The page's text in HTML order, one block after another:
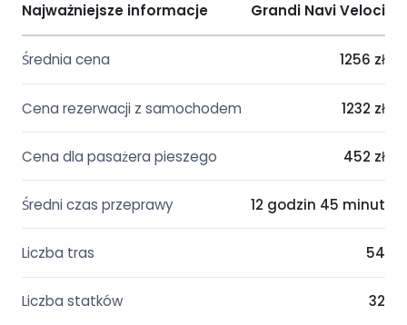
Najważniejsze informacje Grandi Navi Veloci
Średnia cena 1256 zł
Cena rezerwacji z samochodem 1232 zł
Cena dla pasażera pieszego 452 zł
Średni czas przeprawy 12 godzin 45 minut
Liczba tras 54
Liczba statków
32